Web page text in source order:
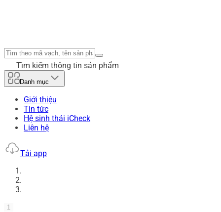
Tìm kiếm thông tin sản phẩm
Danh mục
Giới thiệu
Tin tức
Hệ sinh thái iCheck
Liên hệ
Tải app
1